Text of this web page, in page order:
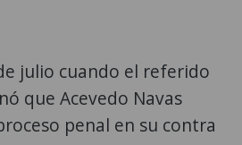
julio cuando el referido
que Acevedo Navas
penal en su contra